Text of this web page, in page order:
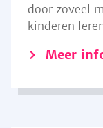
door zoveel
kinderen
Meer